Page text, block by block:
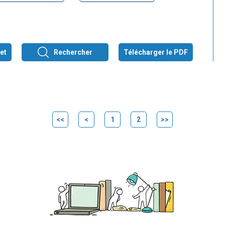
Rechercher Télécharger le PDF
<< < 1 2 >>